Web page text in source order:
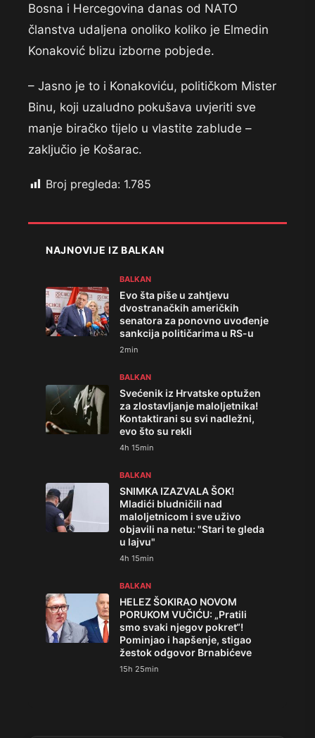
Bosna i Hercegovina danas od NATO
članstva udaljena onoliko koliko je Elmedin
Konaković blizu izborne pobjede.
– Jasno je to i Konakoviću, političkom Mister
Binu, koji uzaludno pokušava uvjeriti sve
manje biračko tijelo u vlastite zablude –
zaključio je Košarac.
Broj pregleda: 1.785
NAJNOVIJE IZ BALKAN
BALKAN
Evo šta piše u zahtjevu
dvostranačkih američkih
senatora za ponovno uvođenje
sankcija političarima u RS-u
2min
BALKAN
Svećenik iz Hrvatske optužen
za zlostavljanje maloljetnika!
Kontaktirani su svi nadležni,
evo što su rekli
4h 15min
BALKAN
SNIMKA IZAZVALA ŠOK!
Mladići bludničili nad
maloljetnicom i sve uživo
objavili na netu: "Stari te gleda
u lajvu"
4h 15min
BALKAN
HELEZ ŠOKIRAO NOVOM
PORUKOM VUČIĆU: „Pratili
smo svaki njegov pokret“!
Pominjao i hapšenje, stigao
žestok odgovor Brnabićeve
15h 25min